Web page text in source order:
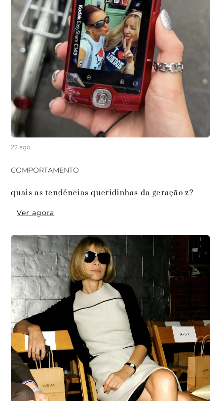
22 ago
COMPORTAMENTO
quais as tendências queridinhas da geração z?
Ver agora